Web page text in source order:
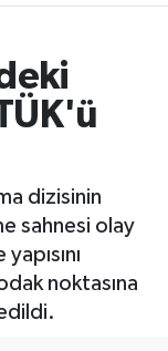
dizisinin
sahnesi olay
noktasına